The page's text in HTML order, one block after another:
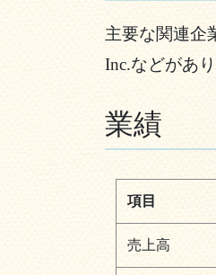
主要な関連企
Inc.などがあ
業績
項目
売上高